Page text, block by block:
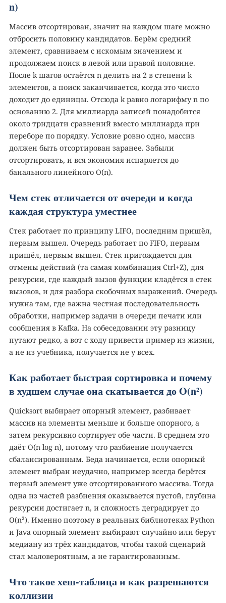
n)
Массив отсортирован, значит на каждом шаге можно
отбросить половину кандидатов. Берём средний
элемент, сравниваем с искомым значением и
продолжаем поиск в левой или правой половине.
После k шагов остаётся n делить на 2 в степени k
элементов, а поиск заканчивается, когда это число
доходит до единицы. Отсюда k равно логарифму n по
основанию 2. Для миллиарда записей понадобится
около тридцати сравнений вместо миллиарда при
переборе по порядку. Условие ровно одно, массив
должен быть отсортирован заранее. Забыли
отсортировать, и вся экономия испаряется до
банального линейного O(n).
Чем стек отличается от очереди и когда
каждая структура уместнее
Стек работает по принципу LIFO, последним пришёл,
первым вышел. Очередь работает по FIFO, первым
пришёл, первым вышел. Стек пригождается для
отмены действий (та самая комбинация Ctrl+Z), для
рекурсии, где каждый вызов функции кладётся в стек
вызовов, и для разбора скобочных выражений. Очередь
нужна там, где важна честная последовательность
обработки, например задачи в очереди печати или
сообщения в Kafka. На собеседовании эту разницу
путают редко, а вот с ходу привести пример из жизни,
а не из учебника, получается не у всех.
Как работает быстрая сортировка и почему
в худшем случае она скатывается до O(n²)
Quicksort выбирает опорный элемент, разбивает
массив на элементы меньше и больше опорного, а
затем рекурсивно сортирует обе части. В среднем это
даёт O(n log n), потому что разбиение получается
сбалансированным. Беда начинается, если опорный
элемент выбран неудачно, например всегда берётся
первый элемент уже отсортированного массива. Тогда
одна из частей разбиения оказывается пустой, глубина
рекурсии достигает n, и сложность деградирует до
O(n²). Именно поэтому в реальных библиотеках Python
и Java опорный элемент выбирают случайно или берут
медиану из трёх кандидатов, чтобы такой сценарий
стал маловероятным, а не гарантированным.
Что такое хеш-таблица и как разрешаются
коллизии